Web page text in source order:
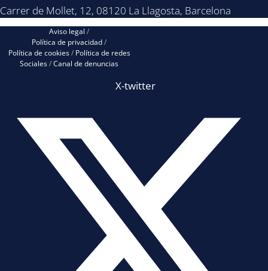
Carrer de Mollet, 12, 08120 La Llagosta, Barcelona
Aviso legal /
Política de privacidad/
Política de cookies/Política de redes
Sociales/Canal de denuncias
X-twitter